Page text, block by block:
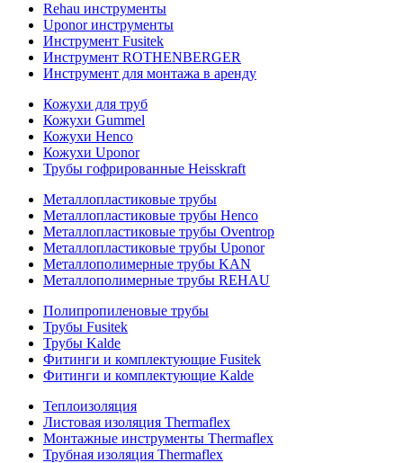
Rehau инструменты
Uponor инструменты
Инструмент Fusitek
Инструмент ROTHENBERGER
Инструмент для монтажа в аренду
Кожухи для труб
Кожухи Gummel
Кожухи Henco
Кожухи Uponor
Трубы гофрированные Heisskraft
Металлопластиковые трубы
Металлопластиковые трубы Henco
Металлопластиковые трубы Oventrop
Металлопластиковые трубы Uponor
Металлополимерные трубы KAN
Металлополимерные трубы REHAU
Полипропиленовые трубы
Трубы Fusitek
Трубы Kalde
Фитинги и комплектующие Fusitek
Фитинги и комплектующие Kalde
Теплоизоляция
Листовая изоляция Thermaflex
Монтажные инструменты Thermaflex
Трубная изоляция Thermaflex